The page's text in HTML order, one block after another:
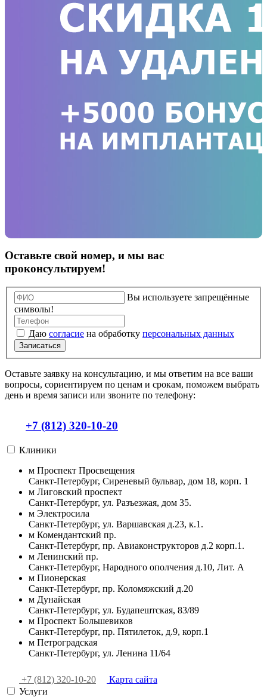
Оставьте свой номер, и мы вас
проконсультируем!
Вы используете запрещённые
символы!
Даю согласие на обработку персональных данных
Записаться
Оставьте заявку на консультацию, и мы ответим на все ваши
вопросы, сориентируем по ценам и срокам, поможем выбрать
день и время записи или звоните по телефону:
+7 (812) 320-10-20
Клиники
м Проспект Просвещения
Санкт-Петербург, Сиреневый бульвар, дом 18, корп. 1
м Лиговский проспект
Санкт-Петербург, ул. Разъезжая, дом 35.
м Электросила
Санкт-Петербург, ул. Варшавская д.23, к.1.
м Комендантский пр.
Санкт-Петербург, пр. Авиаконструкторов д.2 корп.1.
м Ленинский пр.
Санкт-Петербург, Народного ополчения д.10, Лит. А
м Пионерская
Санкт-Петербург, пр. Коломяжский д.20
м Дунайская
Санкт-Петербург, ул. Будапештская, 83/89
м Проспект Большевиков
Санкт-Петербург, пр. Пятилеток, д.9, корп.1
м Петроградская
Санкт-Петербург, ул. Ленина 11/64
+7 (812) 320-10-20
Карта сайта
Услуги